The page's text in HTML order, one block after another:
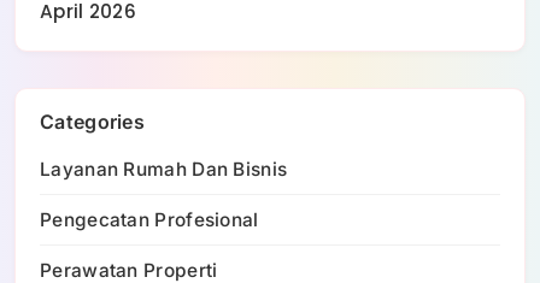
April 2026
Categories
Layanan Rumah Dan Bisnis
Pengecatan Profesional
Perawatan Properti